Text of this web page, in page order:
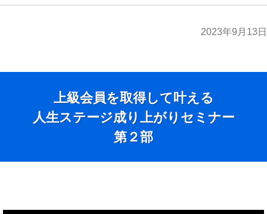
2023年9月13日
上級会員を取得して叶える
人生ステージ成り上がりセミナー
第２部